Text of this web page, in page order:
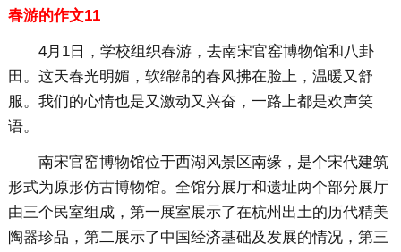
春游的作文11
4月1日，学校组织春游，去南宋官窑博物馆和八卦
田。这天春光明媚，软绵绵的春风拂在脸上，温暖又舒
服。我们的心情也是又激动又兴奋，一路上都是欢声笑
语。
南宋官窑博物馆位于西湖风景区南缘，是个宋代建筑
形式为原形仿古博物馆。全馆分展厅和遗址两个部分展厅
由三个民室组成，第一展室展示了在杭州出土的历代精美
陶器珍品，第二展示了中国经济基础及发展的情况，第三